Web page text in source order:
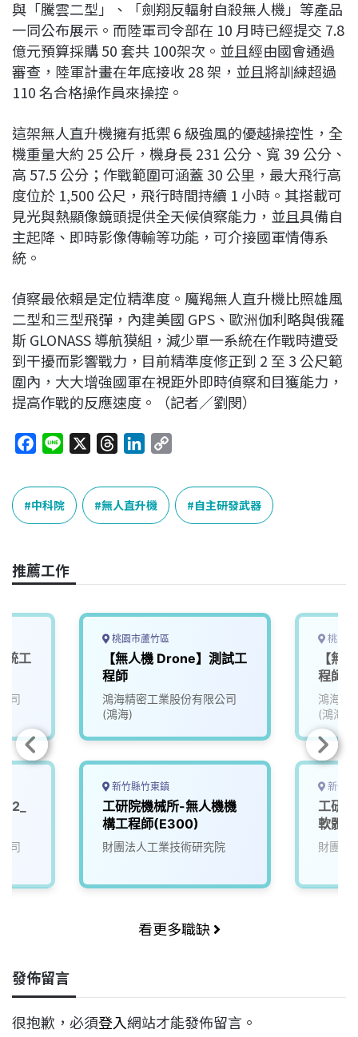
與「騰雲二型」、「劍翔反輻射自殺無人機」等產品
一同公布展示。而陸軍司令部在 10 月時已經提交 7.8
億元預算採購 50 套共 100架次。並且經由國會通過
審查，陸軍計畫在年底接收 28 架，並且將訓練超過
110 名合格操作員來操控。
這架無人直升機擁有抵禦 6 級強風的優越操控性，全
機重量大約 25 公斤，機身長 231 公分、寬 39 公分、
高 57.5 公分；作戰範圍可涵蓋 30 公里，最大飛行高
度位於 1,500 公尺，飛行時間持續 1 小時。其搭載可
見光與熱顯像鏡頭提供全天候偵察能力，並且具備自
主起降、即時影像傳輸等功能，可介接國軍情傳系
統。
偵察最依賴是定位精準度。魔羯無人直升機比照雄風
二型和三型飛彈，內建美國 GPS、歐洲伽利略與俄羅
斯 GLONASS 導航獏組，減少單一系統在作戰時遭受
到干擾而影響戰力，目前精準度修正到 2 至 3 公尺範
圍內，大大增強國軍在視距外即時偵察和目獲能力，
提高作戰的反應速度。（記者／劉閔）
c
e
b
o
k
n
e
r
e
a
n
k
e
n
y
k
中科院 無人直升機 自主研發武器
推薦工作
統工
司
司
桃園市蘆竹區
【無人機 Drone】測試工
程師
鴻海精密工業股份有限公司
(鴻海)
新竹縣竹東鎮
工研院機械所-無人機機
構工程師(E300)
財團法人工業技術研究院
桃園
【無
程師
鴻海精
(鴻海)
新竹
工研
軟體
財團法
看更多職缺
發佈留言
很抱歉，必須登入網站才能發佈留言。